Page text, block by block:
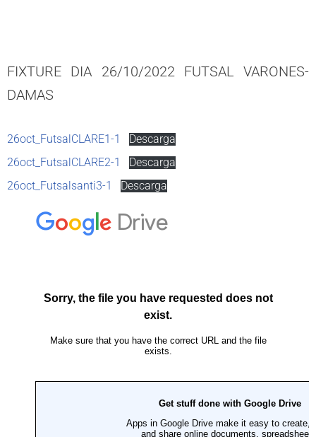
FIXTURE DIA 26/10/2022 FUTSAL VARONES-
DAMAS
26oct_FutsalCLARE1-1
Descarga
26oct_FutsalCLARE2-1
Descarga
26oct_Futsalsanti3-1
Descarga